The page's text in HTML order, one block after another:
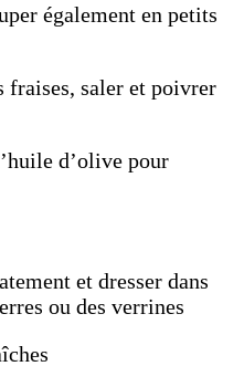
également en petits
fraises, saler et poivrer
d’olive pour
et dresser dans
ou des verrines